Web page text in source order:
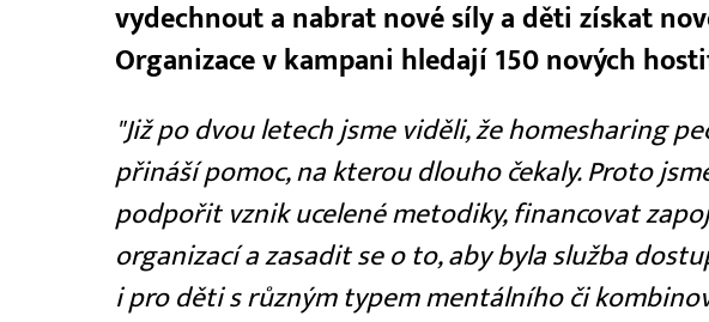
vydechnout a nabrat nové síly a děti získat
Organizace v kampani hledají 150 nových
"Již po dvou letech jsme viděli, že homesharing
přináší pomoc, na kterou dlouho čekaly. Proto
podpořit vznik ucelené metodiky, financovat
organizací a zasadit se o to, aby byla služba
i pro děti s různým typem mentálního či